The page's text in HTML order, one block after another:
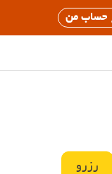
حساب من
رزرو